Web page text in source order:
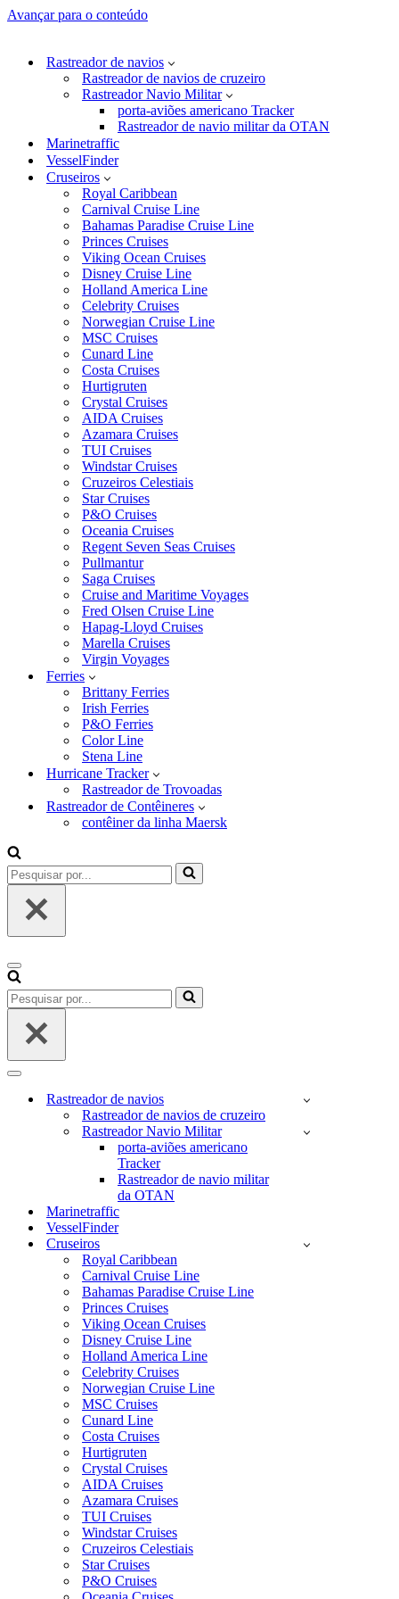
Avançar para o conteúdo
Rastreador de navios
Rastreador de navios de cruzeiro
Rastreador Navio Militar
porta-aviões americano Tracker
Rastreador de navio militar da OTAN
Marinetraffic
VesselFinder
Cruseiros
Royal Caribbean
Carnival Cruise Line
Bahamas Paradise Cruise Line
Princes Cruises
Viking Ocean Cruises
Disney Cruise Line
Holland America Line
Celebrity Cruises
Norwegian Cruise Line
MSC Cruises
Cunard Line
Costa Cruises
Hurtigruten
Crystal Cruises
AIDA Cruises
Azamara Cruises
TUI Cruises
Windstar Cruises
Cruzeiros Celestiais
Star Cruises
P&O Cruises
Oceania Cruises
Regent Seven Seas Cruises
Pullmantur
Saga Cruises
Cruise and Maritime Voyages
Fred Olsen Cruise Line
Hapag-Lloyd Cruises
Marella Cruises
Virgin Voyages
Ferries
Brittany Ferries
Irish Ferries
P&O Ferries
Color Line
Stena Line
Hurricane Tracker
Rastreador de Trovoadas
Rastreador de Contêineres
contêiner da linha Maersk
Pesquisar
por...
Menu
de
navegação
Pesquisar
por...
Menu
navegaçãoRastreador de navios
Rastreador de navios de cruzeiro
Rastreador Navio Militar
porta-aviões americano
Tracker
Rastreador de navio militar
da OTAN
Marinetraffic
VesselFinder
Cruseiros
Royal Caribbean
Carnival Cruise Line
Bahamas Paradise Cruise Line
Princes Cruises
Viking Ocean Cruises
Disney Cruise Line
Holland America Line
Celebrity Cruises
Norwegian Cruise Line
MSC Cruises
Cunard Line
Costa Cruises
Hurtigruten
Crystal Cruises
AIDA Cruises
Azamara Cruises
TUI Cruises
Windstar Cruises
Cruzeiros Celestiais
Star Cruises
P&O Cruises